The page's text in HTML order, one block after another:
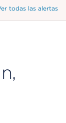
todas las alertas